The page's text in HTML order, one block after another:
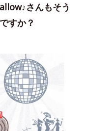
さんもそう
すか？